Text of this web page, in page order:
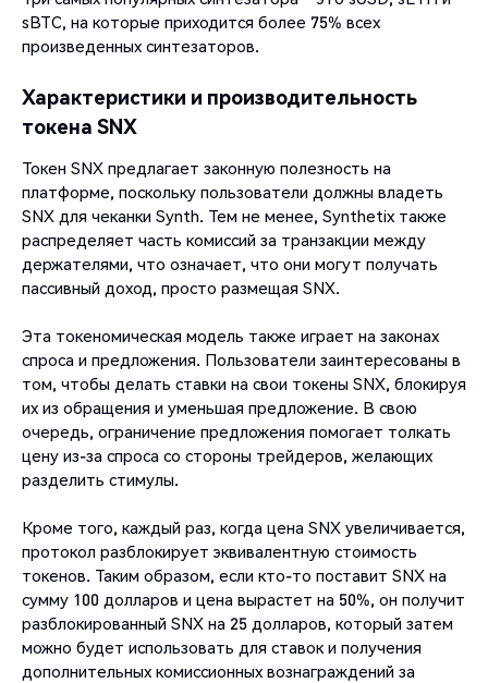
sBTC, на которые приходится более 75% всех
произведенных синтезаторов.
Характеристики и производительность
токена SNX
Токен SNX предлагает законную полезность на
платформе, поскольку пользователи должны владеть
SNX для чеканки Synth. Тем не менее, Synthetix также
распределяет часть комиссий за транзакции между
держателями, что означает, что они могут получать
пассивный доход, просто размещая SNX.
Эта токеномическая модель также играет на законах
спроса и предложения. Пользователи заинтересованы в
том, чтобы делать ставки на свои токены SNX, блокируя
их из обращения и уменьшая предложение. В свою
очередь, ограничение предложения помогает толкать
цену из-за спроса со стороны трейдеров, желающих
разделить стимулы.
Кроме того, каждый раз, когда цена SNX увеличивается,
протокол разблокирует эквивалентную стоимость
токенов. Таким образом, если кто-то поставит SNX на
сумму 100 долларов и цена вырастет на 50%, он получит
разблокированный SNX на 25 долларов, который затем
можно будет использовать для ставок и получения
дополнительных комиссионных вознаграждений за